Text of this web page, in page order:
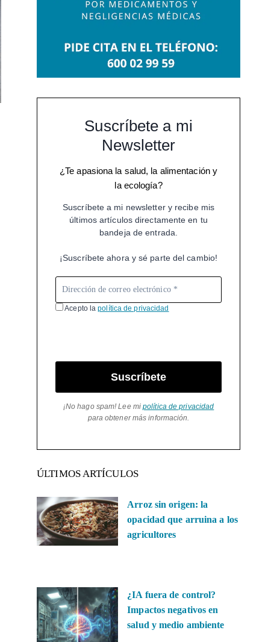
Suscríbete a mi
Newsletter
¿Te apasiona la salud, la alimentación y
la ecología?
Suscríbete a mi newsletter y recibe mis
últimos artículos directamente en tu
bandeja de entrada.
¡Suscríbete ahora y sé parte del cambio!
Acepto lapolítica de privacidad
Suscríbete
¡No hago spam! Lee mipolítica de privacidad
para obtener más información.
ÚLTIMOS ARTÍCULOS
Arroz sin origen: la
opacidad que arruina a los
agricultores
¿IA fuera de control?
Impactos negativos en
salud y medio ambiente